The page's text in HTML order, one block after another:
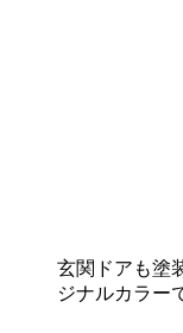
玄関ドアも塗
ジナルカラー